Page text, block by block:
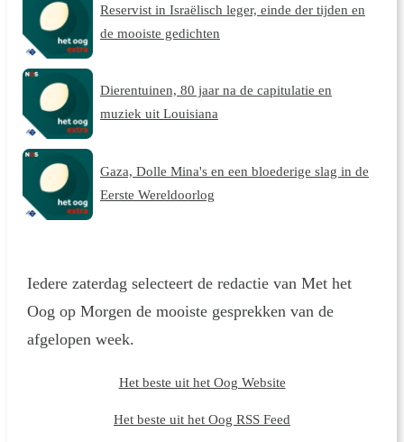
Reservist in Israëlisch leger, einde der tijden en
de mooiste gedichten
Dierentuinen, 80 jaar na de capitulatie en
muziek uit Louisiana
Gaza, Dolle Mina's en een bloederige slag in de
Eerste Wereldoorlog
Iedere zaterdag selecteert de redactie van Met het
Oog op Morgen de mooiste gesprekken van de
afgelopen week.
Het beste uit het Oog Website
Het beste uit het Oog RSS Feed